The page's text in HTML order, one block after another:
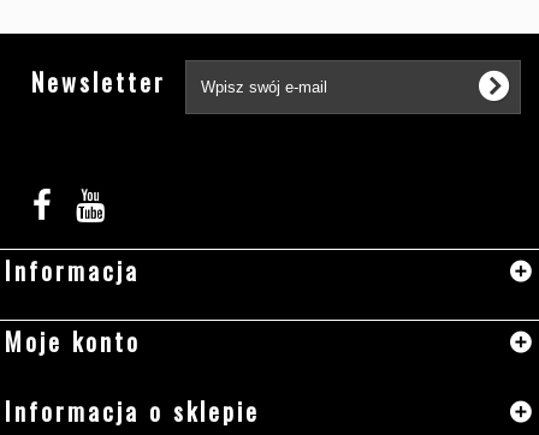
Newsletter
Informacja
Moje konto
Informacja o sklepie